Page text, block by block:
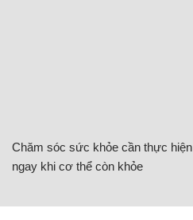
Chăm sóc sức khỏe cần thực hiện
ngay khi cơ thể còn khỏe